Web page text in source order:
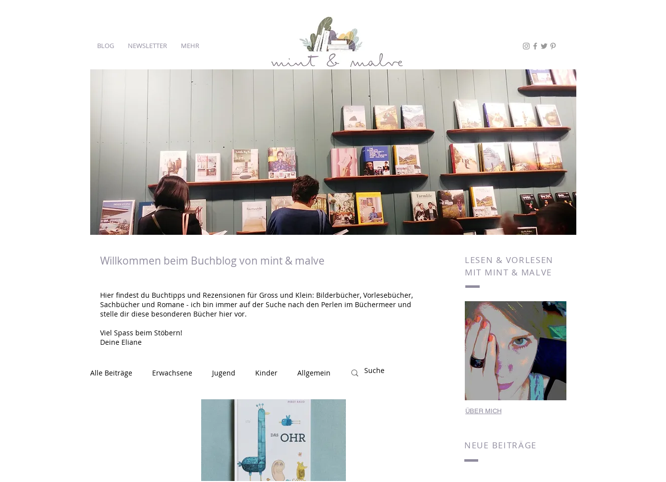
BLOG NEWSLETTER MEHR
Willkommen beim Buchblog von mint & malve
LESEN & VORLESEN
MIT MINT & MALVE
Hier findest du Buchtipps und Rezensionen für Gross und Klein: Bilderbücher, Vorlesebücher,
Sachbücher und Romane - ich bin immer auf der Suche nach den Perlen im Büchermeer und
stelle dir diese besonderen Bücher hier vor.
Viel Spass beim Stöbern!
Deine Eliane
Alle Beiträge Erwachsene Jugend Kinder Allgemein
ÜBER MICH
NEUE BEITRÄGE